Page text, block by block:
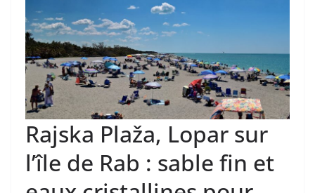
Rajska Plaža, Lopar sur
l’île de Rab : sable fin et